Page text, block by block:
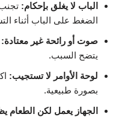
الباب لا يغلق بإحكام: تجنب
الضغط على الباب أثناء
صوت أو رائحة غير معتادة:
يتضح السبب.
لوحة الأوامر لا تستجيب:
بصورة طبيعية.
الجهاز يعمل لكن الطعام